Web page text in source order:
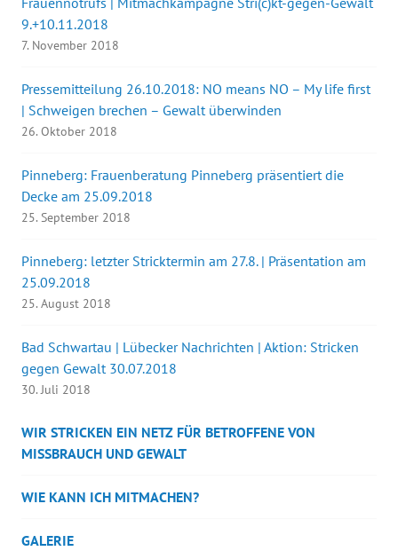
9.+10.11.2018
7. November 2018
Pressemitteilung 26.10.2018: NO means NO – My life first
| Schweigen brechen – Gewalt überwinden
26. Oktober 2018
Pinneberg: Frauenberatung Pinneberg präsentiert die
Decke am 25.09.2018
25. September 2018
Pinneberg: letzter Stricktermin am 27.8. | Präsentation am
25.09.2018
25. August 2018
Bad Schwartau | Lübecker Nachrichten | Aktion: Stricken
gegen Gewalt 30.07.2018
30. Juli 2018
WIR STRICKEN EIN NETZ FÜR BETROFFENE VON
MISSBRAUCH UND GEWALT
WIE KANN ICH MITMACHEN?
GALERIE